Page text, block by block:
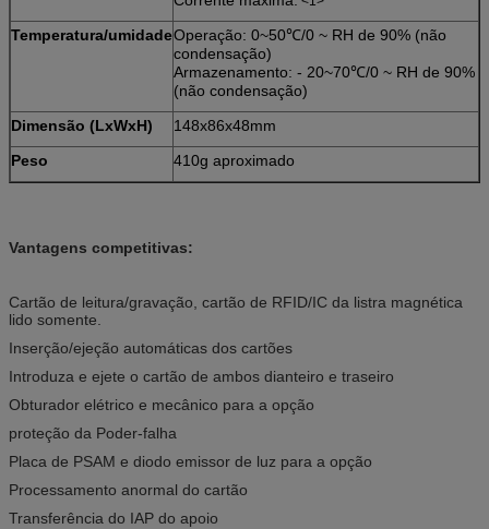
Temperatura/umidadeOperação: 0~50℃/0 ~ RH de 90% (não
condensação)
Armazenamento: - 20~70℃/0 ~ RH de 90%
(não condensação)
Dimensão (LxWxH)
148x86x48mm
Peso
410g aproximado
Vantagens competitivas:
Cartão de leitura/gravação, cartão de RFID/IC da listra magnética
lido somente.
Inserção/ejeção automáticas dos cartões
Introduza e ejete o cartão de ambos dianteiro e traseiro
Obturador elétrico e mecânico para a opção
proteção da Poder-falha
Placa de PSAM e diodo emissor de luz para a opção
Processamento anormal do cartão
Transferência do IAP do apoio